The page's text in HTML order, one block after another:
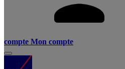
compte Mon compte